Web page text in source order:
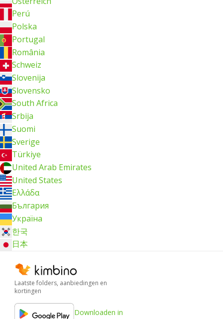
Perú
Polska
Portugal
România
Schweiz
Slovenija
Slovensko
South Africa
Srbija
Suomi
Sverige
Türkiye
United Arab Emirates
United States
Ελλάδα
България
Україна
한국
日本
Laatste folders, aanbiedingen en
kortingen
Downloaden in